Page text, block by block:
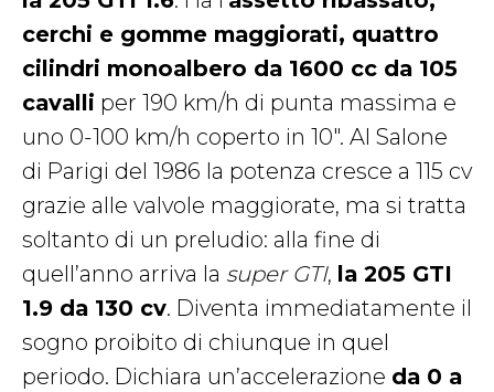
cerchi e gomme maggiorati, quattro
cilindri monoalbero da 1600 cc da 105
cavalli per 190 km/h di punta massima e
uno 0-100 km/h coperto in 10″. Al Salone
di Parigi del 1986 la potenza cresce a 115 cv
grazie alle valvole maggiorate, ma si tratta
soltanto di un preludio: alla fine di
quell’anno arriva la super GTI, la 205 GTI
1.9 da 130 cv. Diventa immediatamente il
sogno proibito di chiunque in quel
periodo. Dichiara un’accelerazione da 0 a